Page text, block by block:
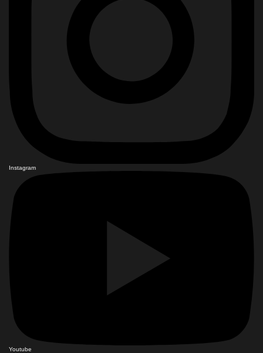
Instagram
Youtube